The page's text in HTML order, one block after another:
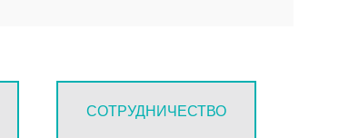
СОТРУДНИЧЕСТВО